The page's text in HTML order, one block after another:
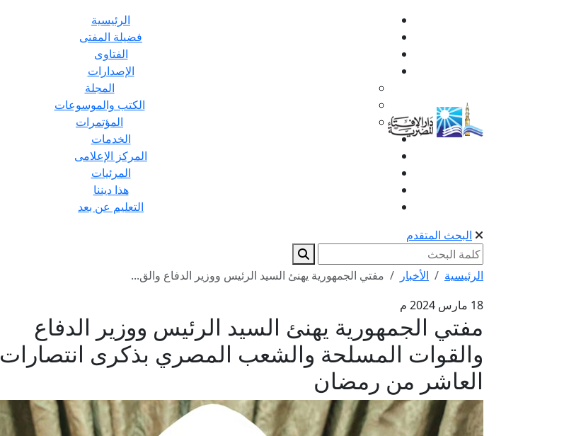
الرئيسية
فضيلة المفتى
الفتاوى
الإصدارات
المجلة
الكتب والموسوعات
المؤتمرات
الخدمات
المركز الإعلامى
المرئيات
هذا ديننا
التعليم عن بعد
البحث المتقدم
الرئيسية الأخبار
مفتي الجمهورية يهنئ السيد الرئيس ووزير الدفاع والق...
18 مارس 2024 م
مفتي الجمهورية يهنئ السيد الرئيس ووزير الدفاع
والقوات المسلحة والشعب المصري بذكرى انتصارات
العاشر من رمضان